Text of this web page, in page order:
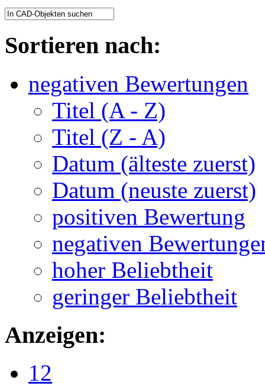
Sortieren nach:
negativen Bewertungen
Titel (A - Z)
Titel (Z - A)
Datum (älteste zuerst)
Datum (neuste zuerst)
positiven Bewertung
negativen
hoher Beliebtheit
geringer Beliebtheit
Anzeigen:
12